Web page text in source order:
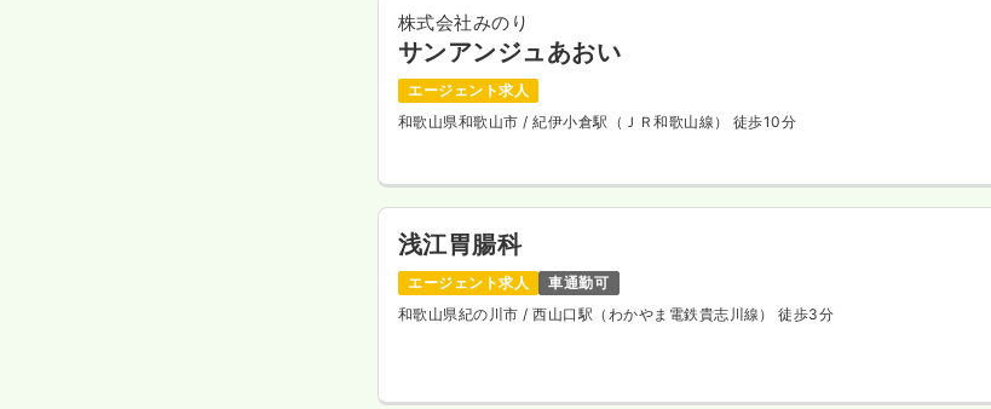
株式会社みのり
サンアンジュあおい
エージェント求人
和歌山県和歌山市/ 紀伊小倉駅（ＪＲ和歌山線） 徒歩10分
浅江胃腸科
エージェント求人
車通勤可
和歌山県紀の川市/ 西山口駅（わかやま電鉄貴志川線） 徒歩3分